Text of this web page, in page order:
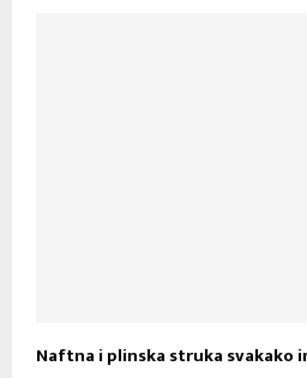
Naftna i plinska struka svakako